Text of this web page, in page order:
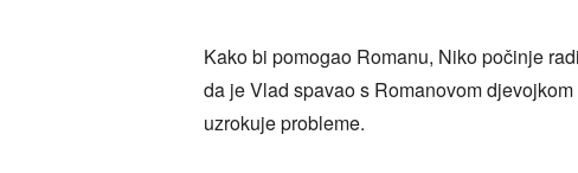
Kako bi pomogao Romanu, Niko počinje
da je Vlad spavao s Romanovom
uzrokuje probleme.